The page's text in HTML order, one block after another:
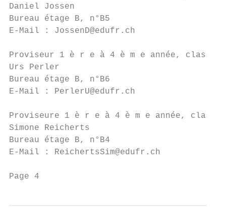
Daniel Jossen
Bureau étage B, n°B5
E-Mail : JossenD@edufr.ch
Proviseur 1 è r e à 4 è m e année, classes
Urs Perler
Bureau étage B, n°B6
E-Mail : PerlerU@edufr.ch
Proviseure 1 è r e à 4 è m e année,
Simone Reicherts
Bureau étage B, n°B4
E-Mail : ReichertsSim@edufr.ch
Page 4